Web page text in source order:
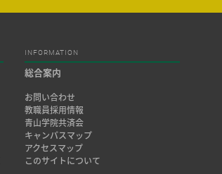
INFORMATION
総合案内
お問い合わせ
教職員採用情報
青山学院共済会
キャンパスマップ
アクセスマップ
このサイトについて